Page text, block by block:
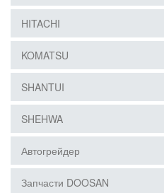
HITACHI
KOMATSU
SHANTUI
SHEHWA
Автогрейдер
Запчасти DOOSAN